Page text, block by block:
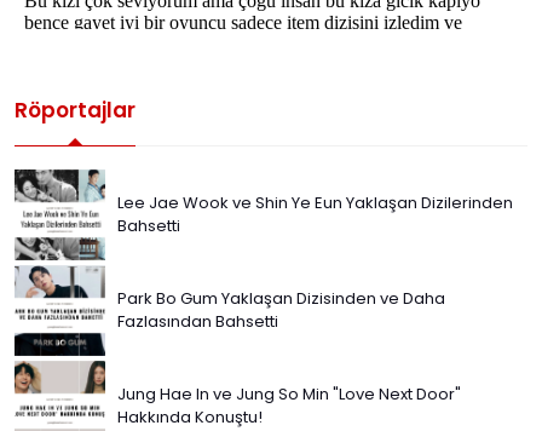
Röportajlar
Lee Jae Wook ve Shin Ye Eun Yaklaşan Dizilerinden
Bahsetti
Park Bo Gum Yaklaşan Dizisinden ve Daha
Fazlasından Bahsetti
Jung Hae In ve Jung So Min "Love Next Door"
Hakkında Konuştu!